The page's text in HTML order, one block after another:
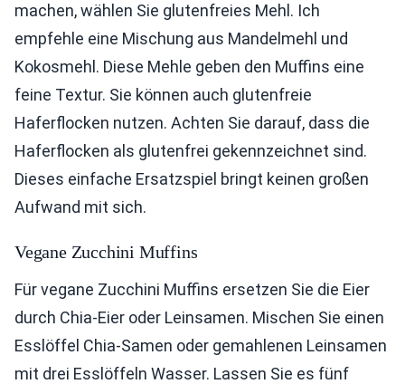
machen, wählen Sie glutenfreies Mehl. Ich
empfehle eine Mischung aus Mandelmehl und
Kokosmehl. Diese Mehle geben den Muffins eine
feine Textur. Sie können auch glutenfreie
Haferflocken nutzen. Achten Sie darauf, dass die
Haferflocken als glutenfrei gekennzeichnet sind.
Dieses einfache Ersatzspiel bringt keinen großen
Aufwand mit sich.
Vegane Zucchini Muffins
Für vegane Zucchini Muffins ersetzen Sie die Eier
durch Chia-Eier oder Leinsamen. Mischen Sie einen
Esslöffel Chia-Samen oder gemahlenen Leinsamen
mit drei Esslöffeln Wasser. Lassen Sie es fünf